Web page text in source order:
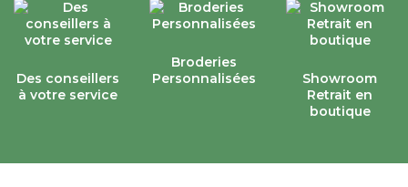
Des conseillers
à votre service
Broderies
Personnalisées
Showroom
Retrait en
boutique